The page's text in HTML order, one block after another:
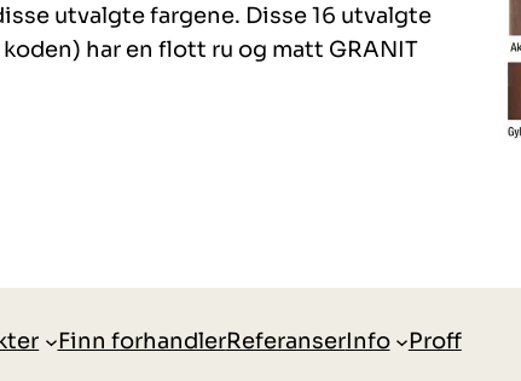
utvalgte fargene. Disse 16 utvalgte
har en flott ru og matt GRANIT
Finn forhandlerReferanserInfo Proff